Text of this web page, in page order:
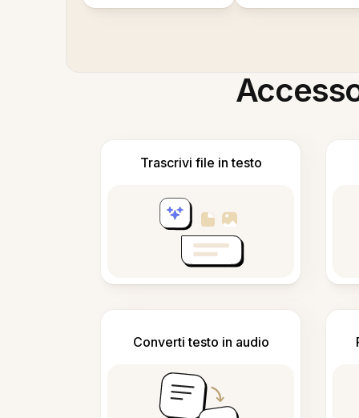
Trascrivi file in testo
Converti testo in audio